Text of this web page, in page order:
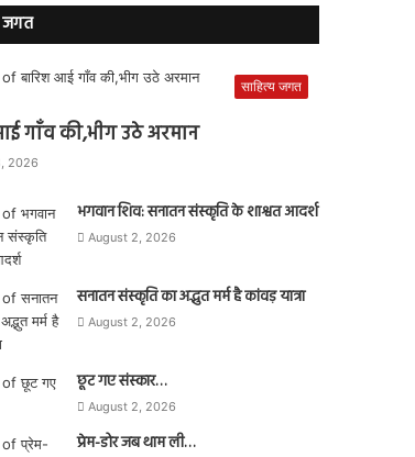
जगत
साहित्य जगत
गाँव की,भीग उठे अरमान
2026
भगवान शिव: सनातन संस्कृति के शाश्वत आदर्श
August 2, 2026
सनातन संस्कृति का अद्भुत मर्म है कांवड़ यात्रा
August 2, 2026
छूट गए संस्कार…
August 2, 2026
प्रेम-डोर जब थाम ली…